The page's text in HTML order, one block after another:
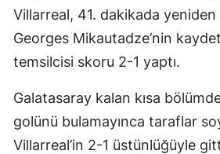
Villarreal, 41. dakikada
Georges Mikautadze’nin
temsilcisi skoru 2-1 yaptı.
Galatasaray kalan kısa
golünü bulamayınca taraflar
Villarreal’in 2-1 üstünlüğüyle